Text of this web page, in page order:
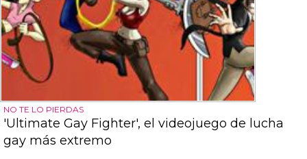
NO TE LO PIERDAS
'Ultimate Gay Fighter', el videojuego de lucha
gay más extremo